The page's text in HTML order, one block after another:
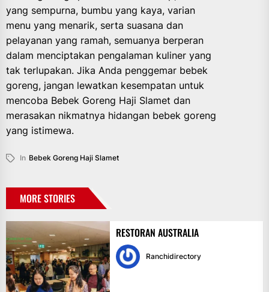
yang sempurna, bumbu yang kaya, varian
menu yang menarik, serta suasana dan
pelayanan yang ramah, semuanya berperan
dalam menciptakan pengalaman kuliner yang
tak terlupakan. Jika Anda penggemar bebek
goreng, jangan lewatkan kesempatan untuk
mencoba Bebek Goreng Haji Slamet dan
merasakan nikmatnya hidangan bebek goreng
yang istimewa.
In Bebek Goreng Haji Slamet
MORE STORIES
RESTORAN AUSTRALIA
Ranchidirectory